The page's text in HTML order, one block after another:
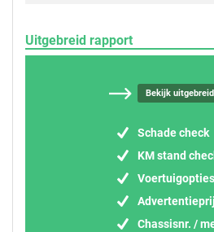
Uitgebreid rapport
Bekijk uitgebreid
Schade check
KM stand
Voertuigopties
Chassisnr. /